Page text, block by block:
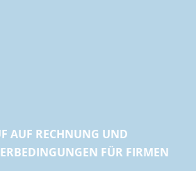
AUF RECHNUNG UND
FÜR FIRMEN